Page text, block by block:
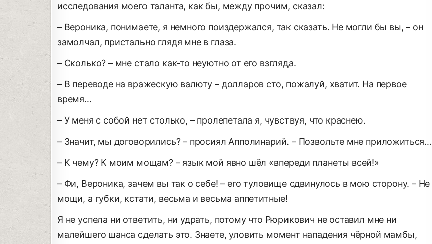
исследования моего таланта, как бы, между прочим, сказал:
– Вероника, понимаете, я немного поиздержался, так сказать. Не могли бы вы, – он
замолчал, пристально глядя мне в глаза.
– Сколько? – мне стало как-то неуютно от его взгляда.
– В переводе на вражескую валюту – долларов сто, пожалуй, хватит. На первое
время…
– У меня с собой нет столько, – пролепетала я, чувствуя, что краснею.
– Значит, мы договорились? – просиял Апполинарий. – Позвольте мне приложиться…
– К чему? К моим мощам? – язык мой явно шёл «впереди планеты всей!»
– Фи, Вероника, зачем вы так о себе! – его туловище сдвинулось в мою сторону. – Не
мощи, а губки, кстати, весьма и весьма аппетитные!
Я не успела ни ответить, ни удрать, потому что Рюрикович не оставил мне ни
малейшего шанса сделать это. Знаете, уловить момент нападения чёрной мамбы,